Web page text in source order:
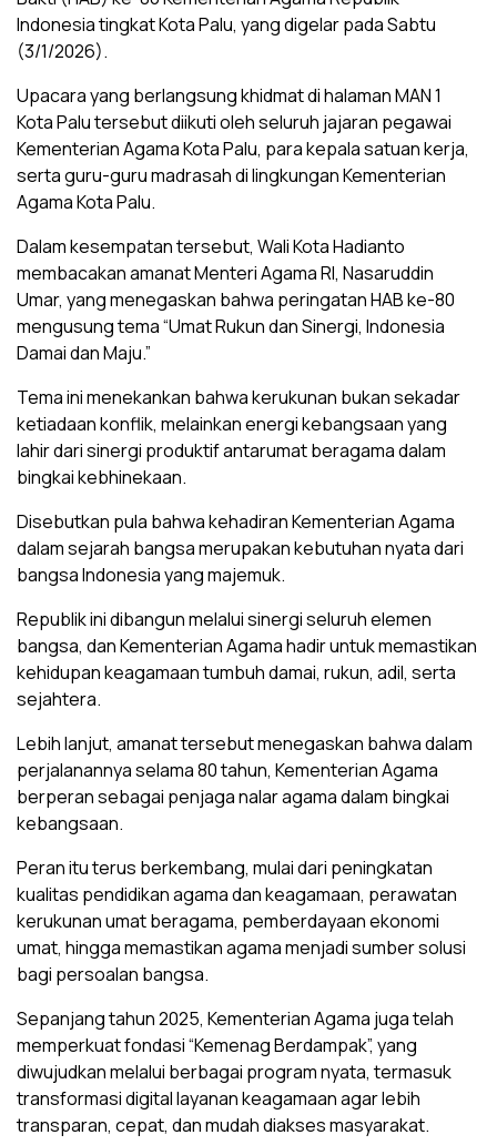
Indonesia tingkat Kota Palu, yang digelar pada Sabtu
(3/1/2026).
Upacara yang berlangsung khidmat di halaman MAN 1
Kota Palu tersebut diikuti oleh seluruh jajaran pegawai
Kementerian Agama Kota Palu, para kepala satuan kerja,
serta guru-guru madrasah di lingkungan Kementerian
Agama Kota Palu.
Dalam kesempatan tersebut, Wali Kota Hadianto
membacakan amanat Menteri Agama RI, Nasaruddin
Umar, yang menegaskan bahwa peringatan HAB ke-80
mengusung tema “Umat Rukun dan Sinergi, Indonesia
Damai dan Maju.”
Tema ini menekankan bahwa kerukunan bukan sekadar
ketiadaan konflik, melainkan energi kebangsaan yang
lahir dari sinergi produktif antarumat beragama dalam
bingkai kebhinekaan.
Disebutkan pula bahwa kehadiran Kementerian Agama
dalam sejarah bangsa merupakan kebutuhan nyata dari
bangsa Indonesia yang majemuk.
Republik ini dibangun melalui sinergi seluruh elemen
bangsa, dan Kementerian Agama hadir untuk memastikan
kehidupan keagamaan tumbuh damai, rukun, adil, serta
sejahtera.
Lebih lanjut, amanat tersebut menegaskan bahwa dalam
perjalanannya selama 80 tahun, Kementerian Agama
berperan sebagai penjaga nalar agama dalam bingkai
kebangsaan.
Peran itu terus berkembang, mulai dari peningkatan
kualitas pendidikan agama dan keagamaan, perawatan
kerukunan umat beragama, pemberdayaan ekonomi
umat, hingga memastikan agama menjadi sumber solusi
bagi persoalan bangsa.
Sepanjang tahun 2025, Kementerian Agama juga telah
memperkuat fondasi “Kemenag Berdampak”, yang
diwujudkan melalui berbagai program nyata, termasuk
transformasi digital layanan keagamaan agar lebih
transparan, cepat, dan mudah diakses masyarakat.